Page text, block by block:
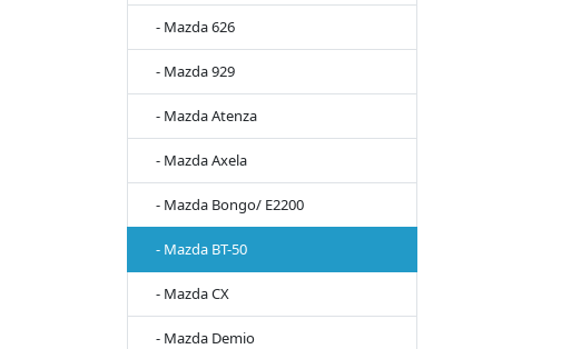
- Mazda 626
- Mazda 929
- Mazda Atenza
- Mazda Axela
- Mazda Bongo/ E2200
- Mazda BT-50
- Mazda CX
- Mazda Demio